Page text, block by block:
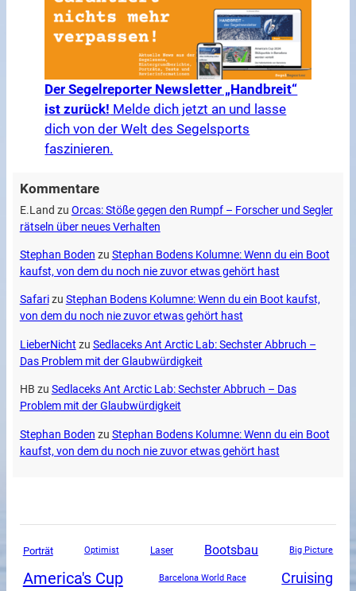
Der Segelreporter Newsletter „Handbreit“
ist zurück! Melde dich jetzt an und lasse
dich von der Welt des Segelsports
faszinieren.
Kommentare
E.Land zu Orcas: Stöße gegen den Rumpf – Forscher und Segler
rätseln über neues Verhalten
Stephan Boden zu Stephan Bodens Kolumne: Wenn du ein Boot
kaufst, von dem du noch nie zuvor etwas gehört hast
Safarizu Stephan Bodens Kolumne: Wenn du ein Boot kaufst,
von dem du noch nie zuvor etwas gehört hast
LieberNicht zu Sedlaceks Ant Arctic Lab: Sechster Abbruch –
Das Problem mit der Glaubwürdigkeit
HB zu Sedlaceks Ant Arctic Lab: Sechster Abbruch – Das
Problem mit der Glaubwürdigkeit
Stephan Boden zu Stephan Bodens Kolumne: Wenn du ein Boot
kaufst, von dem du noch nie zuvor etwas gehört hast
Porträt Optimist Laser Bootsbau Big Picture
America's Cup Barcelona World Race Cruising